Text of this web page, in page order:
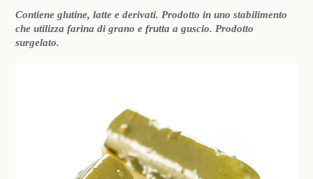
Contiene glutine, latte e derivati. Prodotto in uno stabilimento
che utilizza farina di grano e frutta a guscio. Prodotto
surgelato.